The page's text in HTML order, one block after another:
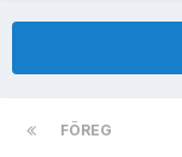
FÖREG